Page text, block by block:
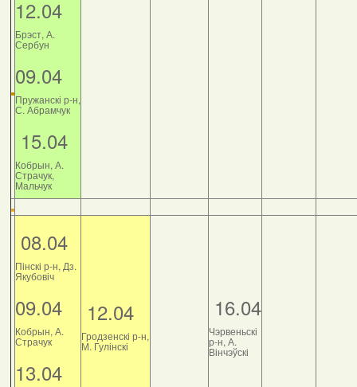
12.04
Брэст, А.
Сербун
09.04
Пружанскі р-н,
С. Абрамчук
15.04
Кобрын, А.
Страчук,
Мальчук
08.04
Пінскі р-н, Дз.
Якубовіч
09.04
Кобрын, А.
Страчук
13.04
12.04
Гродзенскі р-н,
М. Гулінскі
16.04
Чэрвеньскі
р-н, А.
Вінчэўскі